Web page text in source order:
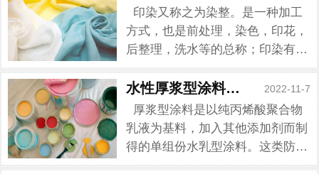
印染又称之为染整。是一种加工
方式，也是前处理，染色，印花，
后整理，洗水等的总称；印染有一
产品加工时不时会遭遇泡沫疑问，
由于纺织印染助剂的添加，在调浆
时受到搅拌和机器的抖动，染池产
生大量泡...
水性厚浆型涂料消泡剂如何选择 2022-11-7
厚浆型涂料是以纯丙烯酸聚合物
乳液为基料，加入其他添加剂而制
得的单组份水乳型涂料。这类防水